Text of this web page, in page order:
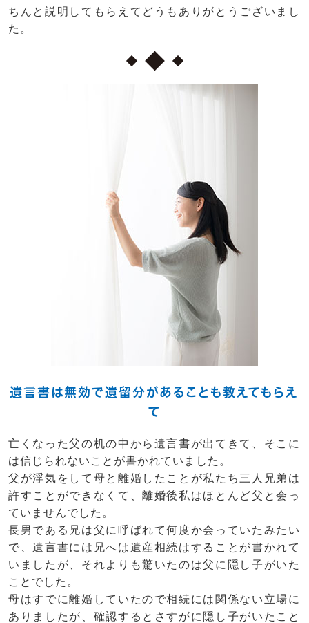
ちんと説明してもらえてどうもありがとうございまし
た。
遺言書は無効で遺留分があることも教えてもらえ
て
亡くなった父の机の中から遺言書が出てきて、そこに
は信じられないことが書かれていました。
父が浮気をして母と離婚したことが私たち三人兄弟は
許すことができなくて、離婚後私はほとんど父と会っ
ていませんでした。
長男である兄は父に呼ばれて何度か会っていたみたい
で、遺言書には兄へは遺産相続はすることが書かれて
いましたが、それよりも驚いたのは父に隠し子がいた
ことでした。
母はすでに離婚していたので相続には関係ない立場に
ありましたが、確認するとさすがに隠し子がいたこと